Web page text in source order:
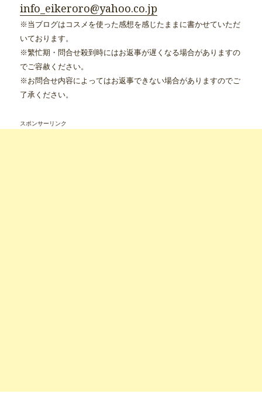
info_eikeroro@yahoo.co.jp
※当ブログはコスメを使った感想を感じたままに書かせていただ
いております。
※繁忙期・問合せ殺到時にはお返事が遅くなる場合がありますの
でご容赦ください。
※お問合せ内容によってはお返事できない場合がありますのでご
了承ください。
スポンサーリンク